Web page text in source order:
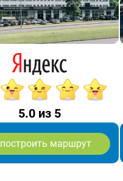
5.0 из 5
построить маршрут